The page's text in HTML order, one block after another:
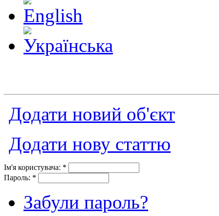
Додати новий об'єкт
Додати нову статтю
Ім'я користувача: *
Пароль: *
Забули пароль?